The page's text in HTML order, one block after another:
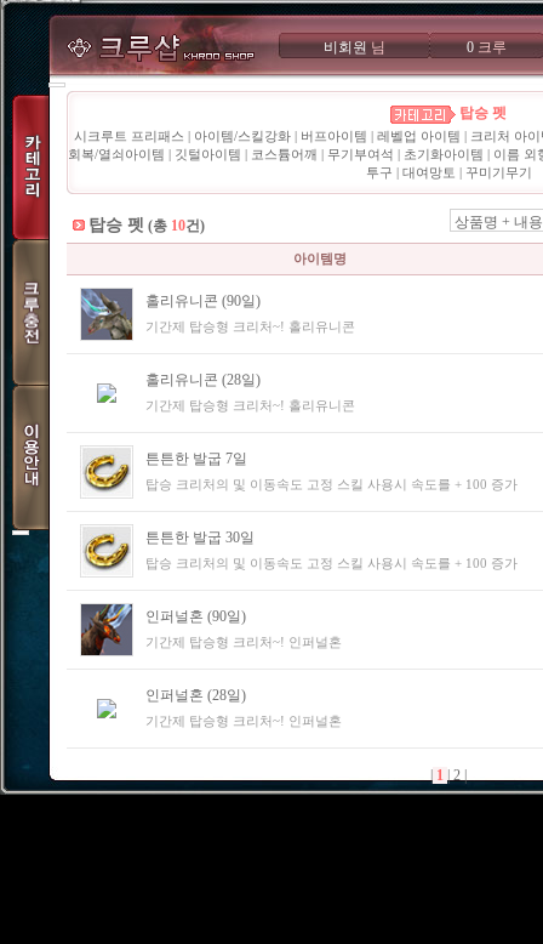
비회원 님 0 크루
탑승 펫
시크루트 프리패스 | 아이템/스킬강화 | 버프아이템 | 레벨업 아이템 | 크리처 아이
회복/열쇠아이템 | 깃털아이템 | 코스튬어깨 | 무기부여석 | 초기화아이템 | 이름 외
투구 | 대여망토 | 꾸미기무기
탑승 펫 (총 10건) 상품명 + 내용
아이템명
홀리유니콘 (90일)
기간제 탑승형 크리처~! 홀리유니콘
홀리유니콘 (28일)
기간제 탑승형 크리처~! 홀리유니콘
튼튼한 발굽 7일
탑승 크리처의 및 이동속도 고정 스킬 사용시 속도를 + 100 증가
튼튼한 발굽 30일
탑승 크리처의 및 이동속도 고정 스킬 사용시 속도를 + 100 증가
인퍼널혼 (90일)
기간제 탑승형 크리처~! 인퍼널혼
인퍼널혼 (28일)
기간제 탑승형 크리처~! 인퍼널혼
1 2